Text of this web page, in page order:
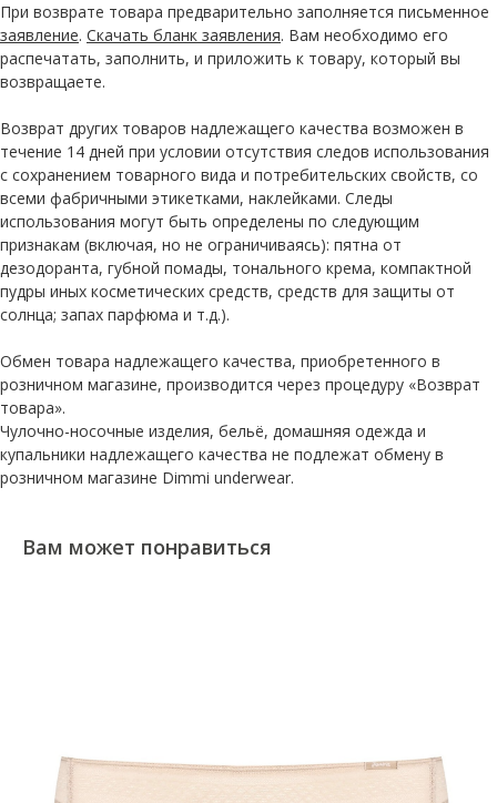
При возврате товара предварительно заполняется письменное
заявление. Скачать бланк заявления. Вам необходимо его
распечатать, заполнить, и приложить к товару, который вы
возвращаете.
Возврат других товаров надлежащего качества возможен в
течение 14 дней при условии отсутствия следов использования
с сохранением товарного вида и потребительских свойств, со
всеми фабричными этикетками, наклейками. Следы
использования могут быть определены по следующим
признакам (включая, но не ограничиваясь): пятна от
дезодоранта, губной помады, тонального крема, компактной
пудры иных косметических средств, средств для защиты от
солнца; запах парфюма и т.д.).
Обмен товара надлежащего качества, приобретенного в
розничном магазине, производится через процедуру «Возврат
товара».
Чулочно-носочные изделия, бельё, домашняя одежда и
купальники надлежащего качества не подлежат обмену в
розничном магазине Dimmi underwear.
Вам может понравиться